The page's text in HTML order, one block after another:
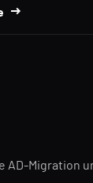
Migration